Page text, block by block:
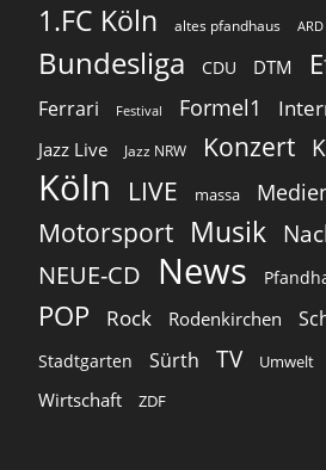
1.FC Köln altes pfandhaus ARD
Bundesliga CDU DTM
Ferrari Festival Formel1
Jazz Live Jazz NRW Konzert
Köln LIVE massa
Motorsport Musik
NEUE-CD
News
POP Rock Rodenkirchen
Stadtgarten Sürth TV Umwelt
Wirtschaft ZDF